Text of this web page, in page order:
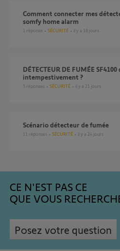
comment connecter mes détecteurs de fumée comptabile
somfy home alarm
1 réponse SÉCURITÉ il y a 18 jours
DÉTECTEUR DE FUMÉE SF4100 qui sonne et se déclenche
intempestivement ?
5 réponses SÉCURITÉ il y a 21 jours
scénario détecteur de fumée
11 réponses SÉCURITÉ il y a 24 jours
CE N'EST PAS CE
QUE VOUS
Posez votre question